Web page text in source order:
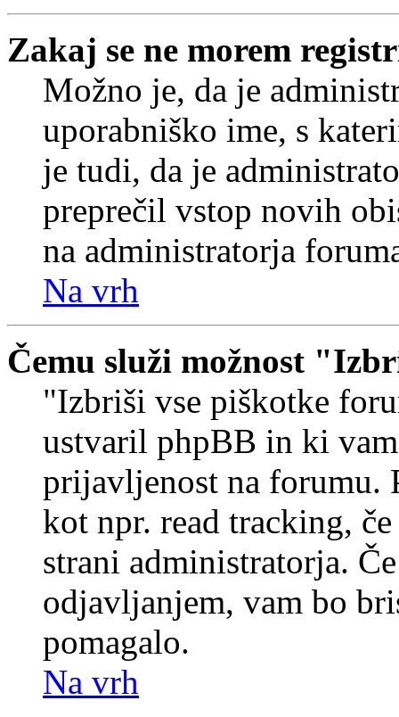
Zakaj se ne morem
Možno je, da je
uporabniško ime, s
je tudi, da je
preprečil vstop novih
na administratorja
Na vrh
Čemu služi možnost
"Izbriši vse piškotke
ustvaril phpBB in ki
prijavljenost na forumu.
kot npr. read tracking,
strani administratorja.
odjavljanjem, vam bo
pomagalo.
Na vrh